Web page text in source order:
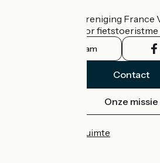
De nationale vereniging France
officiële gids voor
Instagram
Contact
Onze missie
Professionele ruimte